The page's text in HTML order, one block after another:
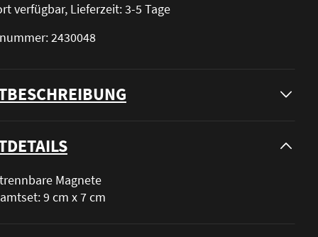
verfügbar, Lieferzeit: 3-5 Tage
2430048
Magnete
9 cm x 7 cm